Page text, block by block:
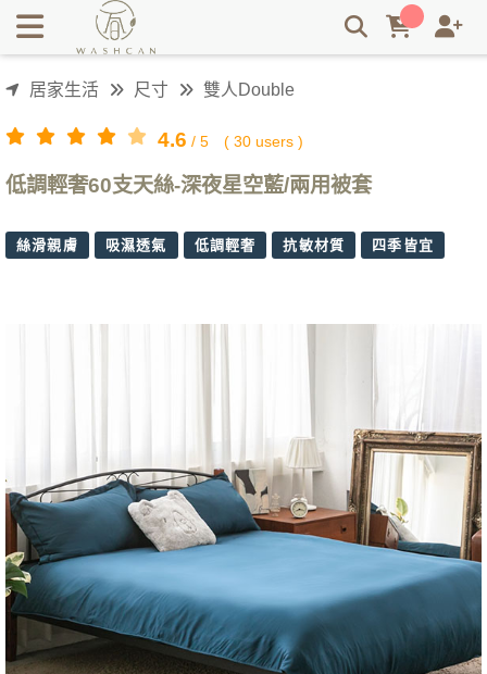
Washcan瓦士肯寢具推薦60支天絲兩用被床包組-深夜星空藍給
您，讓您睡過天絲床包就回不去其他材質 | Washcan瓦士肯
居家生活 尺寸 雙人Double
4.6 / 5 ( 30 users )
低調輕奢60支天絲-深夜星空藍/兩用被套
絲滑親膚 吸濕透氣 低調輕奢 抗敏材質 四季皆宜